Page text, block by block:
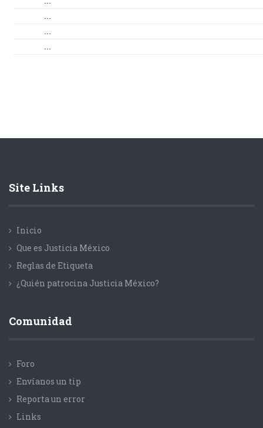
Site Links
Inicio
Que es Justicia México
Reglas de Etiqueta
¿Quién patrocina Justicia México?
Comunidad
Foro
Envíanos un tip
Reporta un error
Links